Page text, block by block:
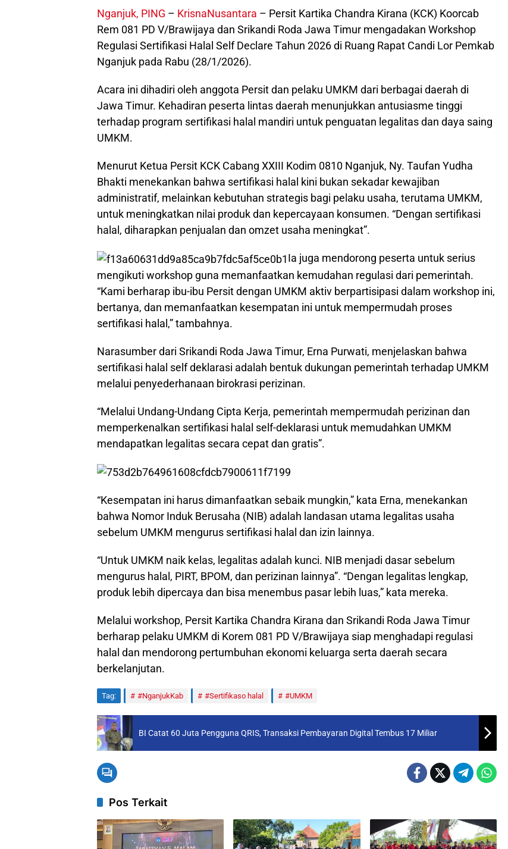
Nganjuk, PING – KrisnaNusantara – Persit Kartika Chandra Kirana (KCK) Koorcab
Rem 081 PD V/Brawijaya dan Srikandi Roda Jawa Timur mengadakan Workshop
Regulasi Sertifikasi Halal Self Declare Tahun 2026 di Ruang Rapat Candi Lor Pemkab
Nganjuk pada Rabu (28/1/2026).
Acara ini dihadiri oleh anggota Persit dan pelaku UMKM dari berbagai daerah di
Jawa Timur. Kehadiran peserta lintas daerah menunjukkan antusiasme tinggi
terhadap program sertifikasi halal mandiri untuk penguatan legalitas dan daya saing
UMKM.
Menurut Ketua Persit KCK Cabang XXIII Kodim 0810 Nganjuk, Ny. Taufan Yudha
Bhakti menekankan bahwa sertifikasi halal kini bukan sekadar kewajiban
administratif, melainkan kebutuhan strategis bagi pelaku usaha, terutama UMKM,
untuk meningkatkan nilai produk dan kepercayaan konsumen. “Dengan sertifikasi
halal, diharapkan penjualan dan omzet usaha meningkat”.
Ia juga mendorong peserta untuk serius
mengikuti workshop guna memanfaatkan kemudahan regulasi dari pemerintah.
“Kami berharap ibu-ibu Persit dengan UMKM aktiv berpartisipasi dalam workshop ini,
bertanya, dan memanfaatkan kesempatan ini untuk mempermudah proses
sertifikasi halal,” tambahnya.
Narasumber dari Srikandi Roda Jawa Timur, Erna Purwati, menjelaskan bahwa
sertifikasi halal self deklarasi adalah bentuk dukungan pemerintah terhadap UMKM
melalui penyederhanaan birokrasi perizinan.
“Melalui Undang-Undang Cipta Kerja, pemerintah mempermudah perizinan dan
memperkenalkan sertifikasi halal self-deklarasi untuk memudahkan UMKM
mendapatkan legalitas secara cepat dan gratis”.
“Kesempatan ini harus dimanfaatkan sebaik mungkin,” kata Erna, menekankan
bahwa Nomor Induk Berusaha (NIB) adalah landasan utama legalitas usaha
sebelum UMKM mengurus sertifikasi halal dan izin lainnya.
“Untuk UMKM naik kelas, legalitas adalah kunci. NIB menjadi dasar sebelum
mengurus halal, PIRT, BPOM, dan perizinan lainnya”. “Dengan legalitas lengkap,
produk lebih dipercaya dan bisa menembus pasar lebih luas,” kata mereka.
Melalui workshop, Persit Kartika Chandra Kirana dan Srikandi Roda Jawa Timur
berharap pelaku UMKM di Korem 081 PD V/Brawijaya siap menghadapi regulasi
halal dan mendorong pertumbuhan ekonomi keluarga serta daerah secara
berkelanjutan.
Tag: #NganjukKab #Sertifikaso halal #UMKM
BI Catat 60 Juta Pengguna QRIS, Transaksi Pembayaran Digital Tembus 17 Miliar
Pos Terkait